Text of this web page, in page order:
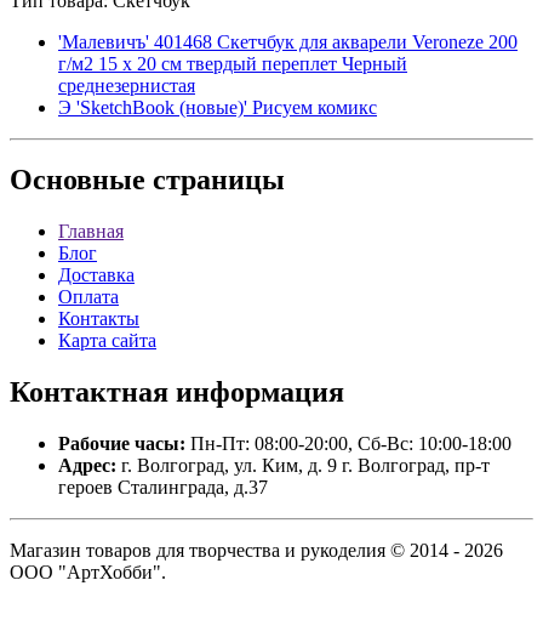
'Малевичъ' 401468 Скетчбук для акварели Veroneze 200
г/м2 15 х 20 см твердый переплет Черный
среднезернистая
Э 'SketchBook (новые)' Рисуем комикс
Основные страницы
Главная
Блог
Доставка
Оплата
Контакты
Карта сайта
Контактная информация
Рабочие часы: Пн-Пт: 08:00-20:00, Сб-Вс: 10:00-18:00
Адрес: г. Волгоград, ул. Ким, д. 9 г. Волгоград, пр-т
героев Сталинграда, д.37
Магазин товаров для творчества и рукоделия © 2014 - 2026
ООО "АртХобби".